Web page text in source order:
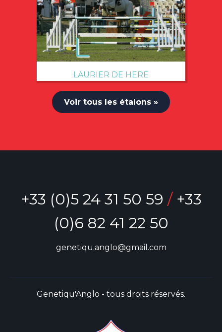
LAURIER DE HERE
→
Voir tous les étalons »
+33 (0)5 24 31 50 59 / +33
(0)6 82 41 22 50
genetiqu.anglo@gmail.com
Genetiqu'Anglo - tous droits réservés.